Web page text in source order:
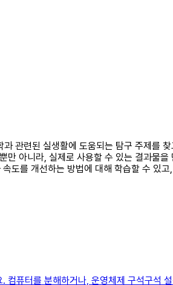
관련된 실생활에 도움되는 탐구 주제를
아니라, 실제로 사용할 수 있는 결과물
도를 개선하는 방법에 대해 학습할 수 있
퓨터를 분해하거나, 운영체제 구석구석